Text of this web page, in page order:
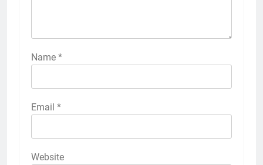
Name *
Email *
Website